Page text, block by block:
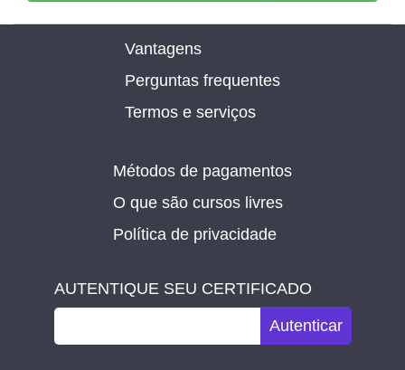
Vantagens
Perguntas frequentes
Termos e serviços
Métodos de pagamentos
O que são cursos livres
Política de privacidade
AUTENTIQUE SEU CERTIFICADO
Autenticar